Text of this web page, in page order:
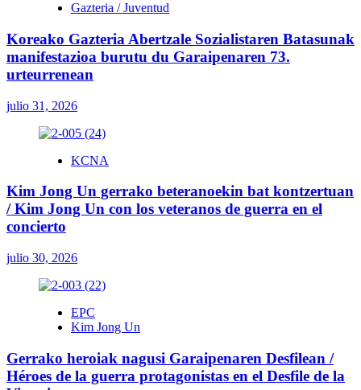
Gazteria / Juventud
Koreako Gazteria Abertzale Sozialistaren Batasunak
manifestazioa burutu du Garaipenaren 73.
urteurrenean
julio 31, 2026
KCNA
Kim Jong Un gerrako beteranoekin bat kontzertuan
/ Kim Jong Un con los veteranos de guerra en el
concierto
julio 30, 2026
EPC
Kim Jong Un
Gerrako heroiak nagusi Garaipenaren Desfilean /
Héroes de la guerra protagonistas en el Desfile de la